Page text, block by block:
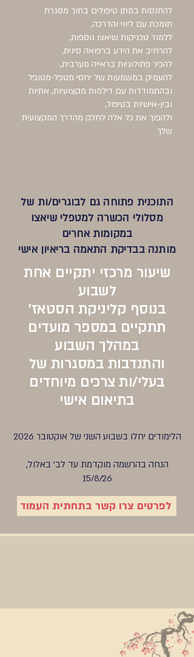
להתנסות במתן טיפולים בתוך מסגרת
תומכת עם ליווי והדרכה,
ללמוד טכניקות שיאצו נוספות,
להרחיב את הידע ברפואה סינית,
להכיר פתולוגיות בראייה מערבית,
להעמיק במשמעות של יחסי מטפל-מטופל
ובהתמודדות עם דילמות מקצועיות, אתיות
ובין-אישיות בטיפול,
ולהפוך את כל אלה לחלק מהדרך המקצועית
שלך
התוכנית פתוחה גם לבוגרים/ות של
מסלולי הכשרה למטפלי שיאצו
במקומות אחרים
מותנה בבדיקת התאמה בריאיון אישי
שיעור מרכזי יתקיים אחת
לשבוע
בנוסף קליניקת הסטאז'
תתקיים במספר מועדים
במהלך השבוע
והתנדבות במסגרות של
בעלי/ות צרכים מיוחדים
בתיאום אישי
הלימודים יחלו בשבוע השני של אוקטובר 2026
הנחה בהרשמה מוקדמת עד לב' באלול,
15/8/26
לפרטים צרו קשר בתחתית העמוד